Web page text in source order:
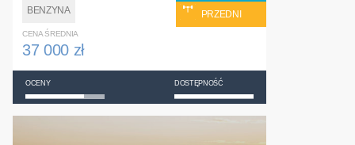
BENZYNA
PRZEDNI
CENA ŚREDNIA
37 000 zł
OCENY DOSTĘPNOŚĆ